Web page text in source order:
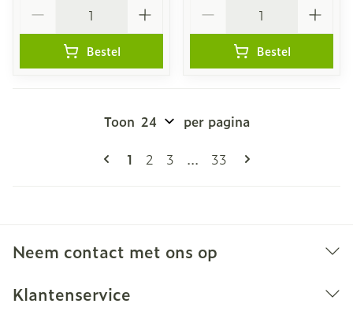
Bestel Bestel
Pagina's
U lees momenteel pagina
1 Pagina
2 Pagina
3 ... Pagina
33
Toon per pagina
Neem contact met ons op
Klantenservice